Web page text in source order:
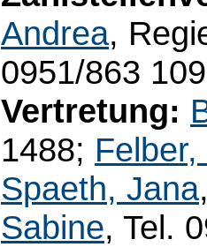
Andrea,
0951/863
Vertretung:
1488;
Spaeth, Jana
Sabine, Tel.